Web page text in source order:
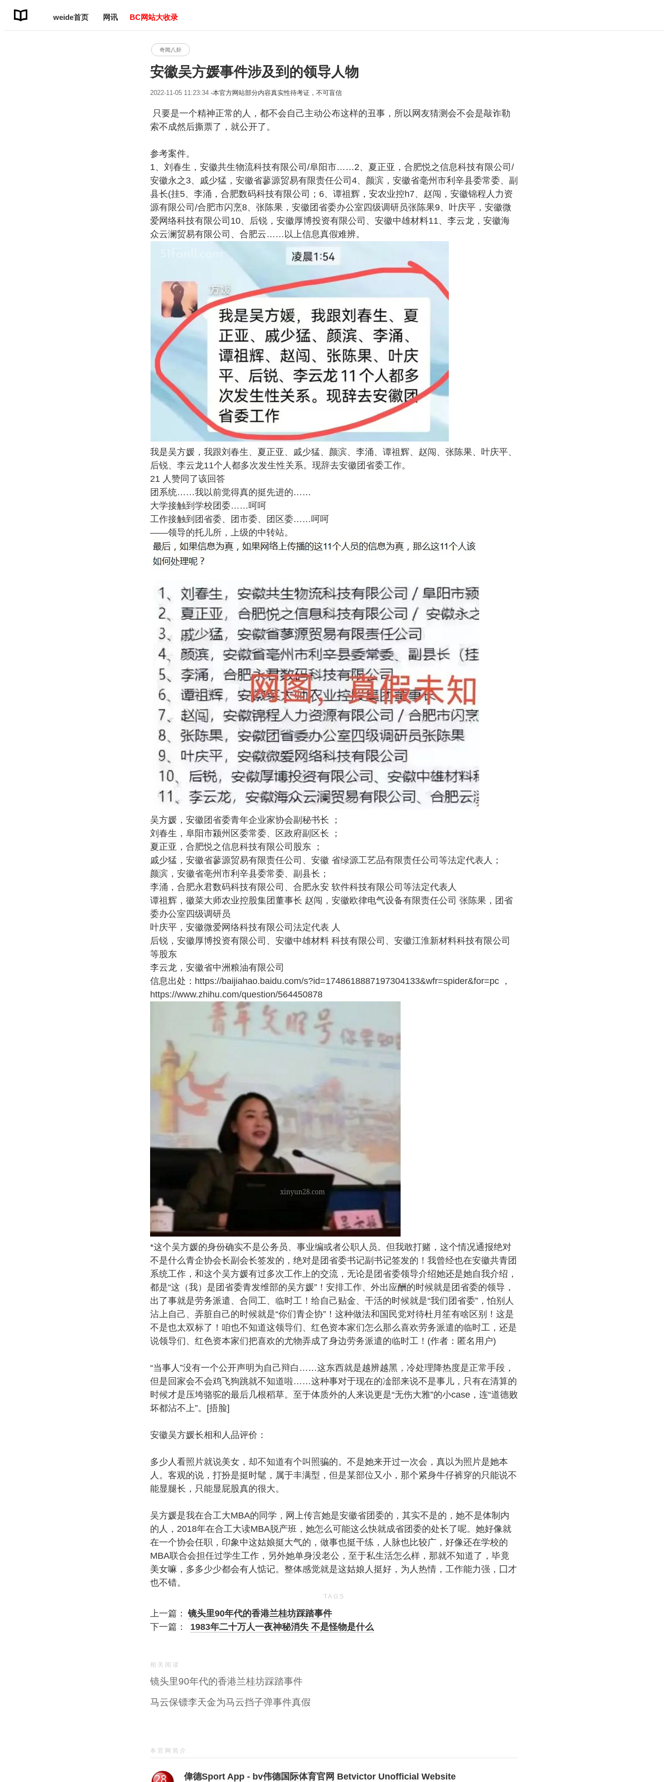
weide首页 网讯 BC网站大收录
奇闻八卦
安徽吴方媛事件涉及到的领导人物
2022-11-05 11:23:34 -本官方网站部分内容真实性待考证，不可盲信
只要是一个精神正常的人，都不会自己主动公布这样的丑事，所以网友猜测会不会是敲诈勒
索不成然后撕票了，就公开了。
参考案件。
1、刘春生，安徽共生物流科技有限公司/阜阳市……2、夏正亚，合肥悦之信息科技有限公司/
安徽永之3、戚少猛，安徽省蓼源贸易有限责任公司4、颜滨，安徽省毫州市利辛县委常委、副
县长(挂5、李涌，合肥数码科技有限公司；6、谭祖辉，安农业控h7、赵闯，安徽锦程人力资
源有限公司/合肥市闪烹8、张陈果，安徽团省委办公室四级调研员张陈果9、叶庆平，安徽微
爱网络科技有限公司10、后锐，安徽厚博投资有限公司、安徽中雄材料11、李云龙，安徽海
众云澜贸易有限公司、合肥云……以上信息真假难辨。
我是吴方媛，我跟刘春生、夏正亚、戚少猛、颜滨、李涌、谭祖辉、赵闯、张陈果、叶庆平、
后锐、李云龙11个人都多次发生性关系。现辞去安徽团省委工作。
21 人赞同了该回答
团系统……我以前觉得真的挺先进的……
大学接触到学校团委……呵呵
工作接触到团省委、团市委、团区委……呵呵
——领导的托儿所，上级的中转站。
吴方媛，安徽团省委青年企业家协会副秘书长 ；
刘春生，阜阳市颍州区委常委、区政府副区长 ；
夏正亚，合肥悦之信息科技有限公司股东 ；
戚少猛，安徽省蓼源贸易有限责任公司、安徽 省绿源工艺品有限责任公司等法定代表人；
颜滨，安徽省亳州市利辛县委常委、副县长；
李涌，合肥永君数码科技有限公司、合肥永安 软件科技有限公司等法定代表人
谭祖辉，徽菜大师农业控股集团董事长 赵闯，安徽欧律电气设备有限责任公司 张陈果，团省
委办公室四级调研员
叶庆平，安徽微爱网络科技有限公司法定代表 人
后锐，安徽厚博投资有限公司、安徽中雄材料 科技有限公司、安徽江淮新材料科技有限公司
等股东
李云龙，安徽省中洲粮油有限公司
信息出处：https://baijiahao.baidu.com/s?id=1748618887197304133&wfr=spider&for=pc ，
https://www.zhihu.com/question/564450878
*这个吴方媛的身份确实不是公务员、事业编或者公职人员。但我敢打赌，这个情况通报绝对
不是什么青企协会长副会长签发的，绝对是团省委书记副书记签发的！我曾经也在安徽共青团
系统工作，和这个吴方媛有过多次工作上的交流，无论是团省委领导介绍她还是她自我介绍，
都是“这（我）是团省委青发维部的吴方媛”！安排工作、外出应酬的时候就是团省委的领导，
出了事就是劳务派遣、合同工、临时工！给自己贴金、干活的时候就是“我们团省委”，怕别人
沾上自己、弄脏自己的时候就是“你们青企协”！这种做法和国民党对待杜月笙有啥区别！这是
不是也太双标了！咱也不知道这领导们、红色资本家们怎么那么喜欢劳务派遣的临时工，还是
说领导们、红色资本家们把喜欢的尤物弄成了身边劳务派遣的临时工！(作者：匿名用户)
“当事人”没有一个公开声明为自己辩白……这东西就是越辨越黑，冷处理降热度是正常手段，
但是回家会不会鸡飞狗跳就不知道啦……这种事对于现在的凎部来说不是事儿，只有在清算的
时候才是压垮骆驼的最后几根稻草。至于体质外的人来说更是“无伤大雅”的小case，连“道德败
坏都沾不上”。[捂脸]
安徽吴方媛长相和人品评价：
多少人看照片就说美女，却不知道有个叫照骗的。不是她来开过一次会，真以为照片是她本
人。客观的说，打扮是挺时髦，属于丰满型，但是某部位又小，那个紧身牛仔裤穿的只能说不
能显腿长，只能显屁股真的很大。
吴方媛是我在合工大MBA的同学，网上传言她是安徽省团委的，其实不是的，她不是体制内
的人，2018年在合工大读MBA脱产班，她怎么可能这么快就成省团委的处长了呢。她好像就
在一个协会任职，印象中这姑娘挺大气的，做事也挺干练，人脉也比较广，好像还在学校的
MBA联合会担任过学生工作，另外她单身没老公，至于私生活怎么样，那就不知道了，毕竟
美女嘛，多多少少都会有人惦记。整体感觉就是这姑娘人挺好，为人热情，工作能力强，囗才
也不错。
TAGS
上一篇： 镜头里90年代的香港兰桂坊踩踏事件
下一篇：
1983年二十万人一夜神秘消失 不是怪物是什么
相关阅读
镜头里90年代的香港兰桂坊踩踏事件
马云保镖李天金为马云挡子弹事件真假
本官网简介
偉德Sport App - bv伟德国际体育官网 Betvictor Unofficial Website